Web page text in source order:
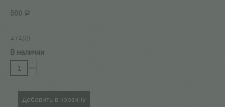
500 Р
47469
В наличии
Добавить в корзину